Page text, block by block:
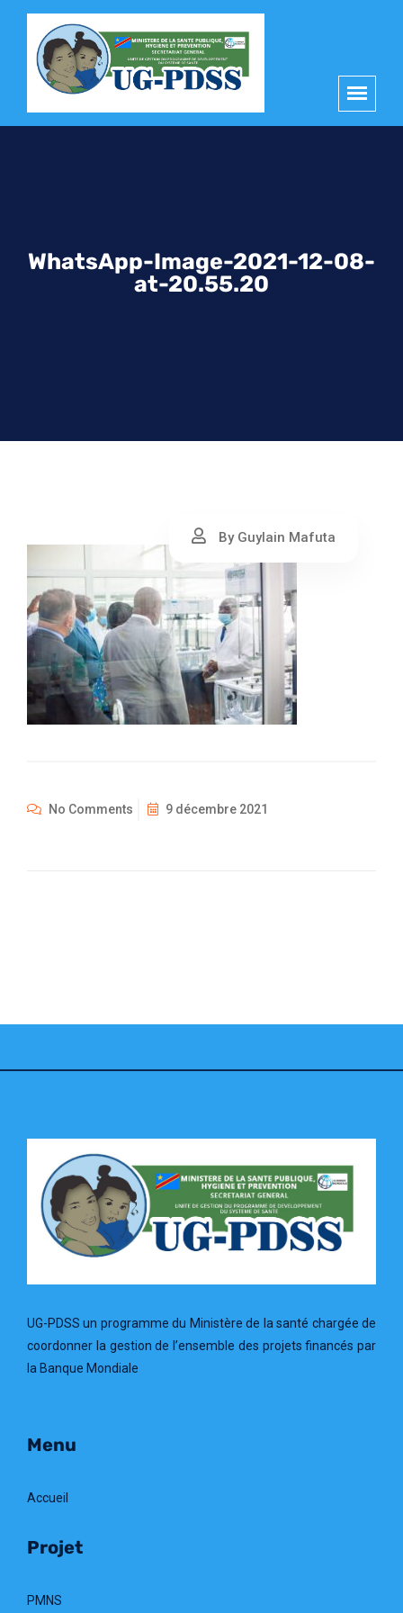
WhatsApp-Image-2021-12-08-
at-20.55.20
By Guylain Mafuta
No Comments 9 décembre 2021
UG-PDSS un programme du Ministère de la santé chargée de
coordonner la gestion de l’ensemble des projets financés par
la Banque Mondiale
Menu
Accueil
Projet
PMNS